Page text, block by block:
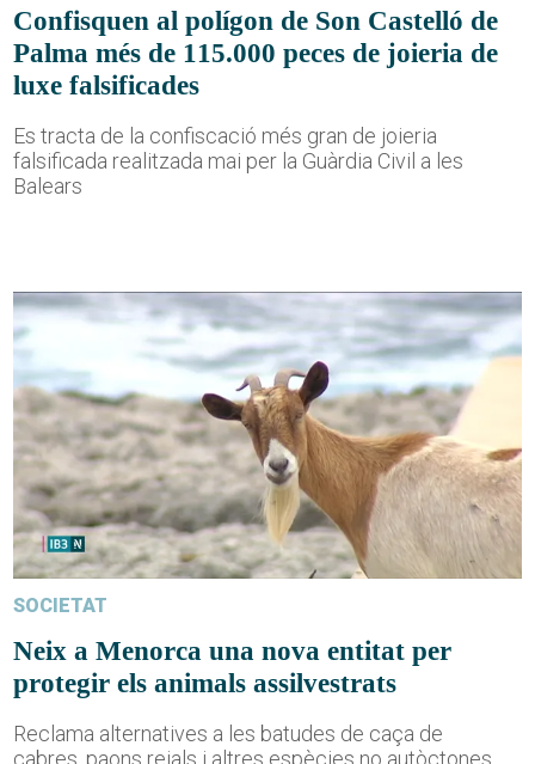
Confisquen al polígon de Son Castelló de
Palma més de 115.000 peces de joieria de
luxe falsificades
Es tracta de la confiscació més gran de joieria
falsificada realitzada mai per la Guàrdia Civil a les
Balears
SOCIETAT
Neix a Menorca una nova entitat per
protegir els animals assilvestrats
Reclama alternatives a les batudes de caça de
cabres, paons reials i altres espècies no autòctones